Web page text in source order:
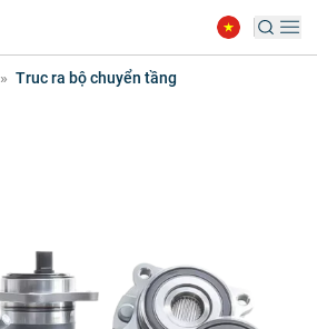
» Truc ra bộ chuyển tầng